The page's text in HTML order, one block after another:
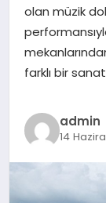
EĞITIM
olan müzik
farklı bir
admin
14